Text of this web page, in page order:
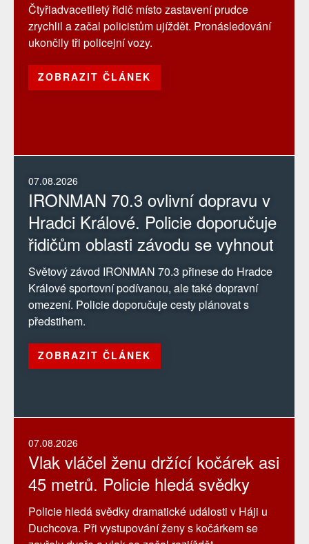
07.08.2026
IRONMAN 70.3 ovlivní dopravu v
Hradci Králové. Policie doporučuje
řidičům oblasti závodu se vyhnout
Světový závod IRONMAN 70.3 přinese do Hradce
Králové sportovní podívanou, ale také dopravní
omezení. Policie doporučuje cesty plánovat s
předstihem.
ZOBRAZIT ČLÁNEK
07.08.2026
Vlak vláčel ženu držící kočárek asi
45 metrů. Policie hledá svědky
Policie hledá svědky dramatické události v Háji u
Duchcova. Při vystupování ženy s kočárkem se
Čtyřiadvacetiletý řidič místo zastavení prudce
zrychlil a začal policistům ujíždět. Pronásledování
ukončily tři policejní vozy.
ZOBRAZIT ČLÁNEK